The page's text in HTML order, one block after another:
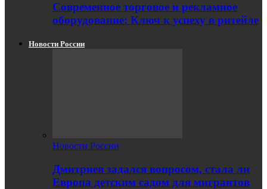
Современное торговое и рекламное
оборудование: Ключ к успеху в ритейле
Новости России
Новости России
Дмитриев задался вопросом, стала ли
Европа детским садом для мигрантов